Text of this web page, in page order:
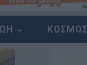
ΚΟΣΜΟΣ